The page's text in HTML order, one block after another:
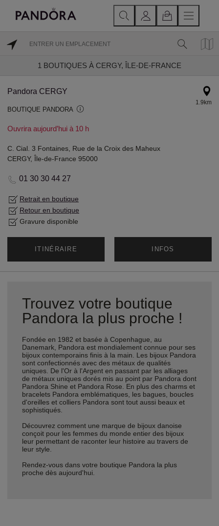
1 BOUTIQUES À CERGY, ÎLE-DE-FRANCE
Pandora CERGY
BOUTIQUE PANDORA
Ouvrira aujourd’hui à 10 h
1.9km
C. Cial. 3 Fontaines, Rue de la Croix des Maheux
CERGY, Île-de-France 95000
01 30 30 44 27
Retrait en boutique
Retour en boutique
Gravure disponible
ITINÉRAIRE INFOS
Trouvez votre boutique
Pandora la plus proche !
Fondée en 1982 et basée à Copenhague, au
Danemark, Pandora est mondialement connue pour ses
bijoux contemporains finis à la main. Les bijoux Pandora
sont confectionnés avec des métaux de qualités
uniques. De l'Or à l'Argent en passant par les alliages
de métaux uniques dorés mis au point par Pandora dont
Pandora Shine et Pandora Rose. En plus des charms et
bracelets Pandora emblématiques, les bagues, boucles
d'oreilles et colliers Pandora sont tout aussi beaux et
sophistiqués.
Découvrez comment une marque de bijoux danoise
conçoit pour les femmes du monde entier des bijoux
leur permettant de raconter leur histoire au travers de
leur style.
Rendez-vous dans votre boutique Pandora la plus
proche dès aujourd'hui.